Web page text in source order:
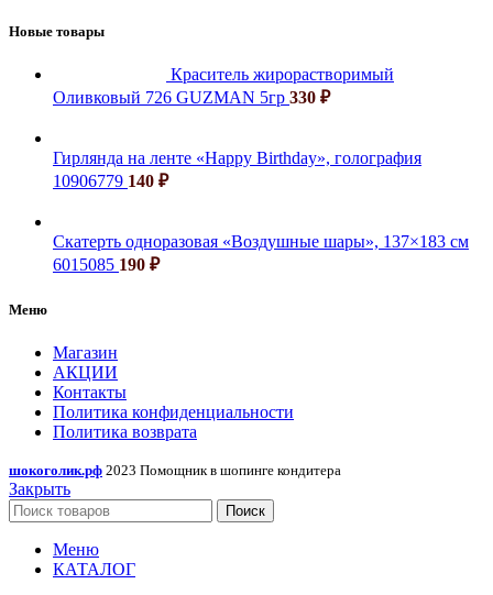
Новые товары
Краситель жирорастворимый
Оливковый 726 GUZMAN 5гр 330 ₽
Гирлянда на ленте «Happy Birthday», голография
10906779 140 ₽
Скатерть одноразовая «Воздушные шары», 137×183 см
6015085 190 ₽
Меню
Магазин
АКЦИИ
Контакты
Политика конфиденциальности
Политика возврата
шокоголик.рф 2023 Помощник в шопинге кондитера
Закрыть
Поиск
Меню
КАТАЛОГ